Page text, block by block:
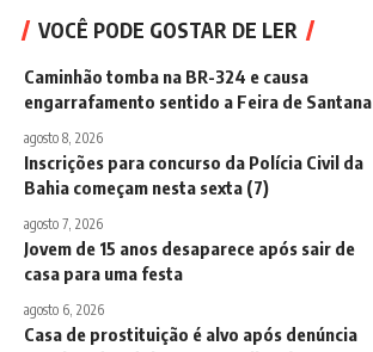
VOCÊ PODE GOSTAR DE LER
Caminhão tomba na BR-324 e causa
engarrafamento sentido a Feira de Santana
agosto 8, 2026
Inscrições para concurso da Polícia Civil da
Bahia começam nesta sexta (7)
agosto 7, 2026
Jovem de 15 anos desaparece após sair de
casa para uma festa
agosto 6, 2026
Casa de prostituição é alvo após denúncia